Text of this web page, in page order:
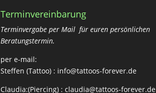
Terminvereinbarung
Terminvergabe per Mail für euren persönlichen
Beratungstermin.
per e-mail:
Steffen (Tattoo) : info@tattoos-forever.de
Claudia:(Piercing) : claudia@tattoos-forever.de